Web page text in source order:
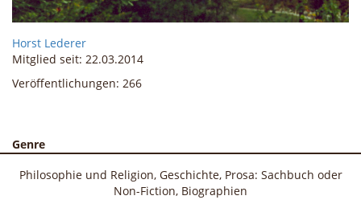
Horst Lederer
Mitglied seit: 22.03.2014
Veröffentlichungen: 266
Genre
Philosophie und Religion Geschichte Prosa: Sachbuch oder
Non-Fiction, Biographien